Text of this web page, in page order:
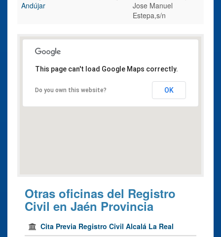
Andújar
Jose Manuel
Estepa,s/n
This page can't load Google Maps correctly.
Do you own this website? OK
Otras oficinas del Registro
Civil en Jaén Provincia
Cita Previa Registro Civil Alcalá La Real